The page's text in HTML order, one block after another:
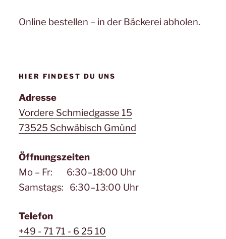
Online bestellen – in der Bäckerei abholen.
HIER FINDEST DU UNS
Adresse
Vordere Schmiedgasse 15
73525 Schwäbisch Gmünd
Öffnungszeiten
Mo – Fr: 6:30–18:00 Uhr
Samstags: 6:30–13:00 Uhr
Telefon
+49 - 71 71 - 6 25 10